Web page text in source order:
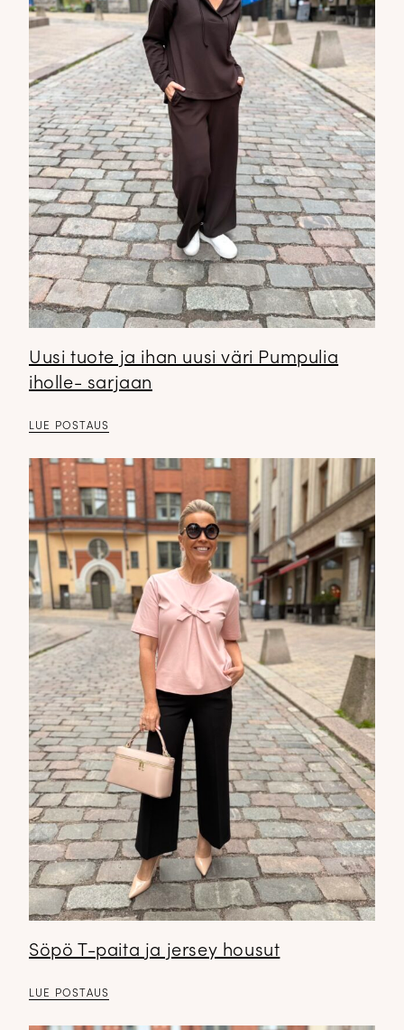
Uusi tuote ja ihan uusi väri Pumpulia
iholle- sarjaan
LUE POSTAUS
Söpö T-paita ja jersey housut
LUE POSTAUS